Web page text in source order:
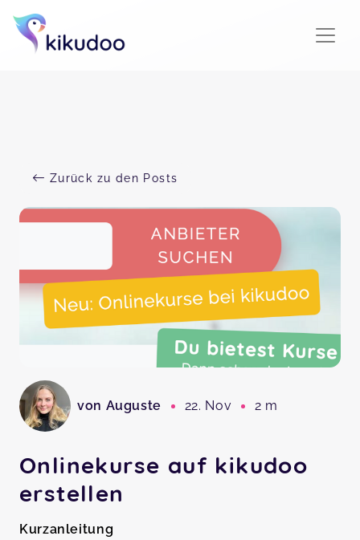
Zurück zu den Posts
von Auguste 22. Nov 2 m
Onlinekurse auf kikudoo
erstellen
Kurzanleitung